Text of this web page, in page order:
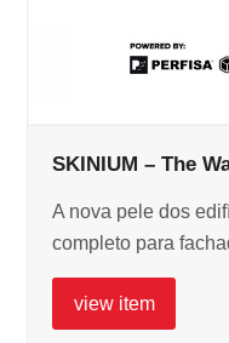
SKINIUM – The
A nova pele dos
completo para
view item